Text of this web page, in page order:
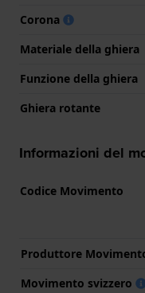
Corona
Materiale della ghiera
Funzione della ghiera
Ghiera rotante
Informazioni del
Codice Movimento
Produttore
Movimento svizzero